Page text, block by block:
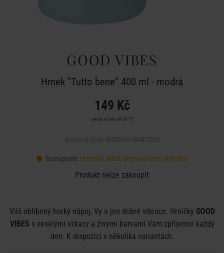
GOOD VIBES
Hrnek "Tutto bene" 400 ml - modrá
149 Kč
cena včetně DPH
Dostupnost: centrální sklad, doprava nelze objednat
Produkt nelze zakoupit
Váš oblíbený horký nápoj, Vy a jen dobré vibrace. Hrníčky GOOD
VIBES s veselými vzkazy a živými barvami Vám zpříjemní každý
den. K dispozici v několika variantách.